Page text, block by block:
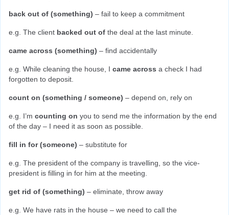
back out of (something) – fail to keep a commitment
e.g. The client backed out of the deal at the last minute.
came across (something) – find accidentally
e.g. While cleaning the house, I came across a check I had
forgotten to deposit.
count on (something / someone) – depend on, rely on
e.g. I’m counting on you to send me the information by the end
of the day – I need it as soon as possible.
fill in for (someone) – substitute for
e.g. The president of the company is travelling, so the vice-
president is filling in for him at the meeting.
get rid of (something) – eliminate, throw away
e.g. We have rats in the house – we need to call the